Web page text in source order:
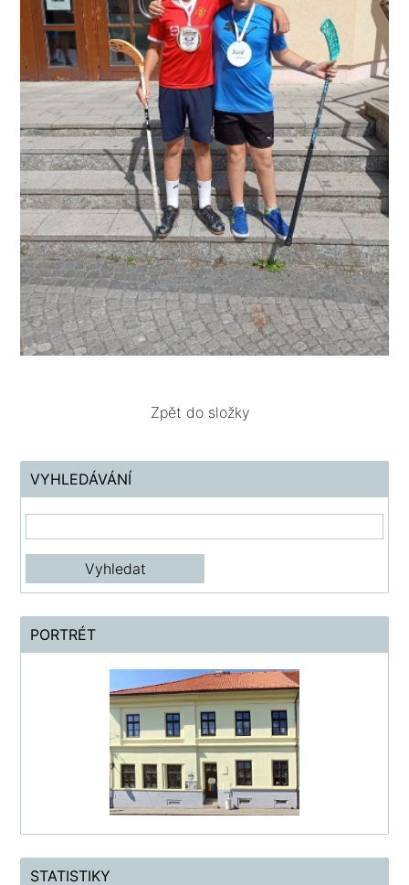
Zpět do složky
VYHLEDÁVÁNÍ
PORTRÉT
STATISTIKY